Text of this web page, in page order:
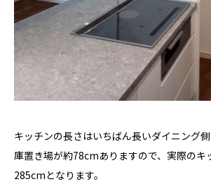
キッチンの長さはいちばん長いダイニング
庫置き場が約78cmありますので、実際のキ
285cmとなります。